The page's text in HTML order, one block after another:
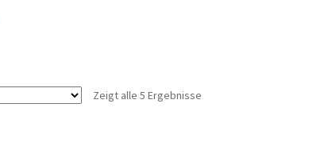
Zeigt alle 5 Ergebnisse